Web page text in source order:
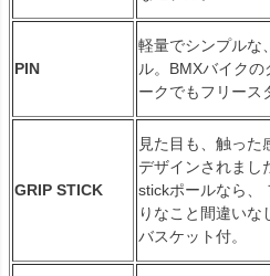
PIN
軽量でシンプルな
ル。BMXバイク
ークでもフリース
GRIP STICK
見た目も、触った
デザインされまし
stickポールなら、
りなこと間違い
バスケット付。